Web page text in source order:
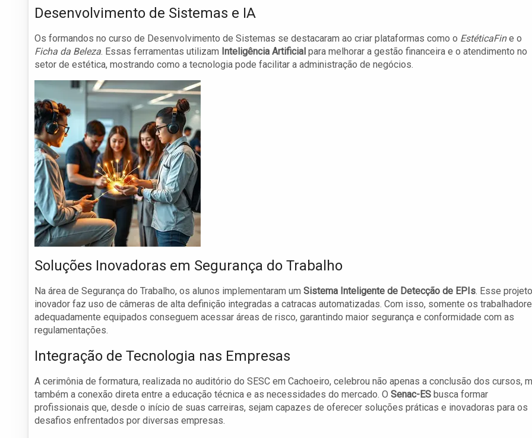
Desenvolvimento de Sistemas e IA
Os formandos no curso de Desenvolvimento de Sistemas se destacaram ao criar plataformas como o EstéticaFine o
Ficha da Beleza. Essas ferramentas utilizam Inteligência Artificial para melhorar a gestão financeira e o atendimento no
setor de estética, mostrando como a tecnologia pode facilitar a administração de negócios.
Soluções Inovadoras em Segurança do Trabalho
Na área de Segurança do Trabalho, os alunos implementaram um Sistema Inteligente de Detecção de EPIs. Esse projeto
inovador faz uso de câmeras de alta definição integradas a catracas automatizadas. Com isso, somente os
adequadamente equipados conseguem acessar áreas de risco, garantindo maior segurança e conformidade com as
regulamentações.
Integração de Tecnologia nas Empresas
A cerimônia de formatura, realizada no auditório do SESC em Cachoeiro, celebrou não apenas a conclusão dos cursos,
também a conexão direta entre a educação técnica e as necessidades do mercado. O Senac-ES busca formar
profissionais que, desde o início de suas carreiras, sejam capazes de oferecer soluções práticas e inovadoras para os
desafios enfrentados por diversas empresas.